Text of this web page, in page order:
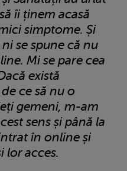
îi ținem acasă
simptome. Și
se spune că nu
Mi se pare cea
există
ce să nu o
gemeni, m-am
sens și până la
în online și
lor acces.